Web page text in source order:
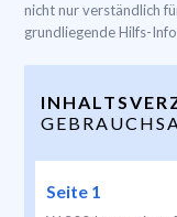
nicht nur verständlich
grundliegende Hilfs-
Seite 1